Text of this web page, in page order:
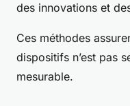
des innovations et
Ces méthodes
dispositifs n’est pas
mesurable.